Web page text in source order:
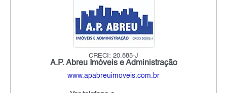
CRECI: 20.885-J
A.P. Abreu Imóveis e Administração
www.apabreuimoveis.com.br